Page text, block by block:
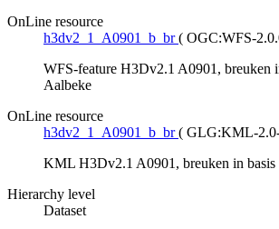
OnLine resource
h3dv2_1_A0901_b_br ( OGC:WFS-
WFS-feature H3Dv2.1 A0901, breuken
Aalbeke
OnLine resource
h3dv2_1_A0901_b_br ( GLG:KML-
KML H3Dv2.1 A0901, breuken in
Hierarchy level
Dataset